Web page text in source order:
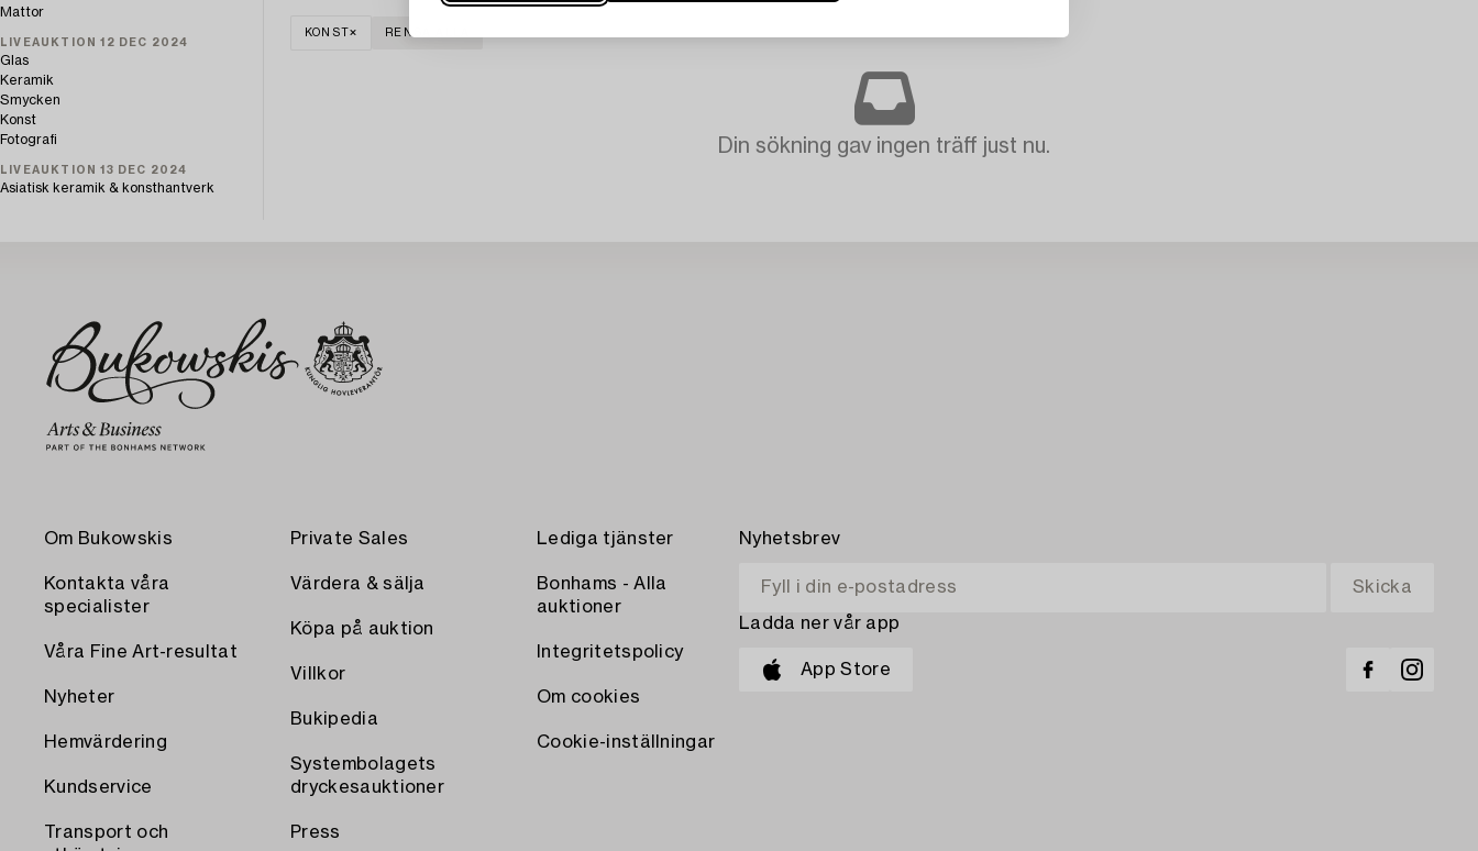
Mattor
LIVEAUKTION 12 DEC 2024
Glas
Keramik
Smycken
Konst
Fotografi
LIVEAUKTION 13 DEC 2024
Asiatisk keramik & konsthantverk
KONST RENSA ALLA
Din sökning gav ingen träff just nu.
Om Bukowskis
Kontakta våra
specialister
Våra Fine Art-resultat
Nyheter
Hemvärdering
Kundservice
Transport och
Private Sales
Värdera & sälja
Köpa på auktion
Villkor
Bukipedia
Systembolagets
dryckesauktioner
Press
Lediga tjänster
Bonhams - Alla
auktioner
Integritetspolicy
Om cookies
Cookie-inställningar
Nyhetsbrev
Ladda ner vår app
App Store